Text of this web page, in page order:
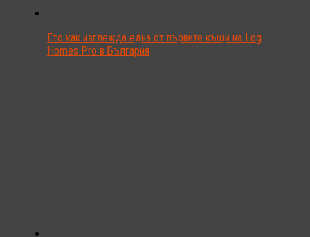
Ето как изглежда една от първите къщи на Log
Homes Pro в България